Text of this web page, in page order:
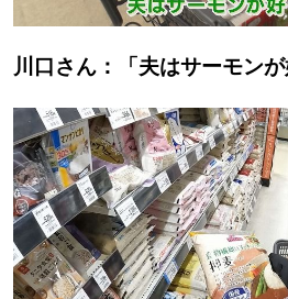
川口さん：「夫はサーモンが